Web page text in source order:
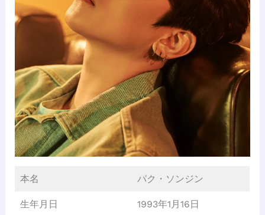
本名 パク・ソンジン
生年月日 1993年1月16日